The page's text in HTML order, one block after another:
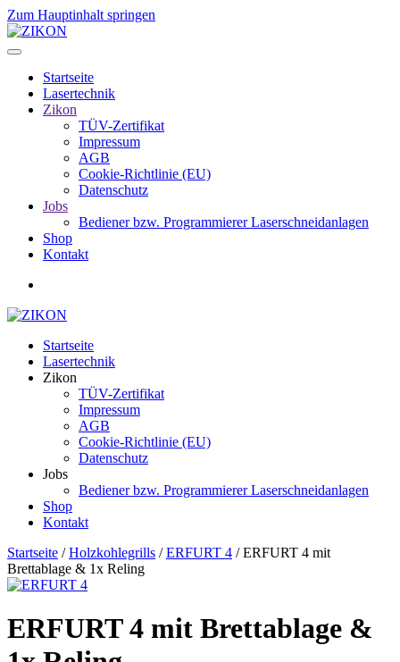
Zum Hauptinhalt springen
Startseite
Lasertechnik
Zikon
TÜV-Zertifikat
Impressum
AGB
Cookie-Richtlinie (EU)
Datenschutz
Jobs
Bediener bzw. Programmierer Laserschneidanlagen
Shop
Kontakt
Startseite
Lasertechnik
Zikon
TÜV-Zertifikat
Impressum
AGB
Cookie-Richtlinie (EU)
Datenschutz
Jobs
Bediener bzw. Programmierer Laserschneidanlagen
Shop
Kontakt
Startseite /Holzkohlegrills /ERFURT 4 / ERFURT 4 mit
Brettablage & 1x Reling
ERFURT 4 mit Brettablage &